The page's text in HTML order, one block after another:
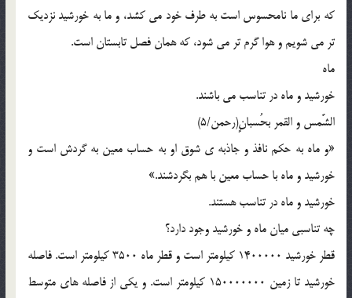
که براي ما نامحسوس است به طرف خود مي کشد، و ما به خورشيد نزديک
تر مي شويم و هوا گرم تر مي شود، که همان فصل تابستان است.
ماه
خورشيد و ماه در تناسب مي باشند.
الشَّمس و القمر بحُسبانٍ(رحمن/5)
«و ماه به حکم نافذ و جاذبه ي شوق او به حساب معين به گردش است و
خورشيد و ماه با حساب معين با هم بگردشند.»
خورشيد و ماه در تناسب هستند.
چه تناسبي ميان ماه و خورشيد وجود دارد؟
قطر خورشيد 1400000 کيلومتر است و قطر ماه 3500 کيلومتر است. فاصله
خورشيد تا زمين 150000000 کيلومتر است. و يکي از فاصله هاي متوسط